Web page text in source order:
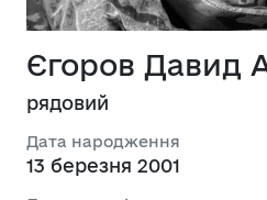
Єгоров Давид
рядовий
Дата народження
13 березня 2001